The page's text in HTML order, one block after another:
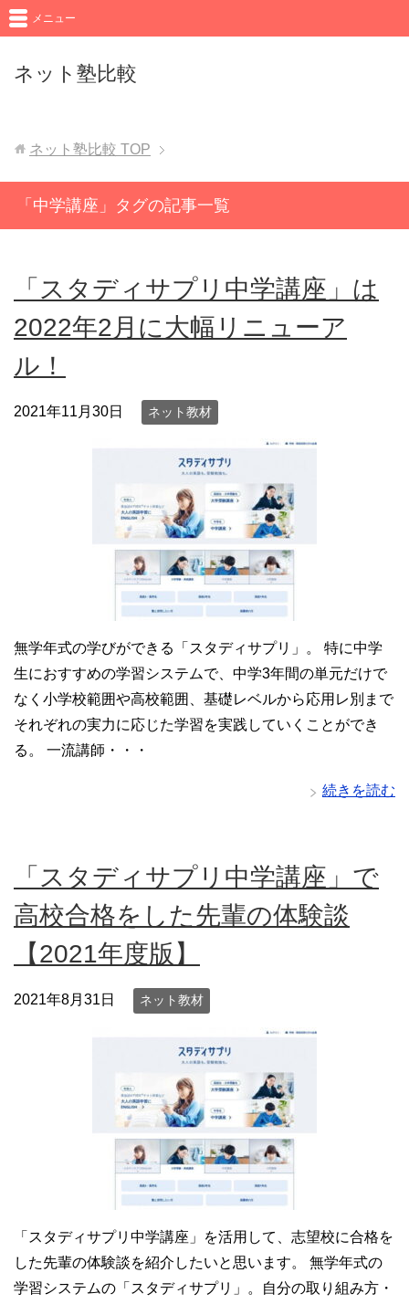
ネット塾比較
メニュー
ネット塾比較 TOP
「中学講座」タグの記事一覧
「スタディサプリ中学講座」は
2022年2月に大幅リニューア
ル！
2021年11月30日 ネット教材
無学年式の学びができる「スタディサプリ」。 特に中学
生におすすめの学習システムで、中学3年間の単元だけで
なく小学校範囲や高校範囲、基礎レベルから応用レ別まで
それぞれの実力に応じた学習を実践していくことができ
る。 一流講師・・・
続きを読む
「スタディサプリ中学講座」で
高校合格をした先輩の体験談
【2021年度版】
2021年8月31日 ネット教材
「スタディサプリ中学講座」を活用して、志望校に合格を
した先輩の体験談を紹介したいと思います。 無学年式の
学習システムの「スタディサプリ」。自分の取り組み方・